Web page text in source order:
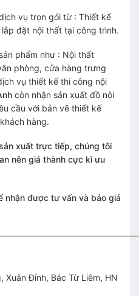
vụ trọn gói từ : Thiết kế
đặt nội thất tại công trình.
phẩm như : Nội thất
phòng, cửa hàng trưng
vụ thiết kế thi công nội
còn nhận sản xuất đồ nội
cầu với bản vẽ thiết kế
hàng.
xuất trực tiếp, chúng tôi
nên giá thành cực kì ưu
nhận được tư vấn và báo giá
Xuân Đỉnh, Bắc Từ Liêm, HN